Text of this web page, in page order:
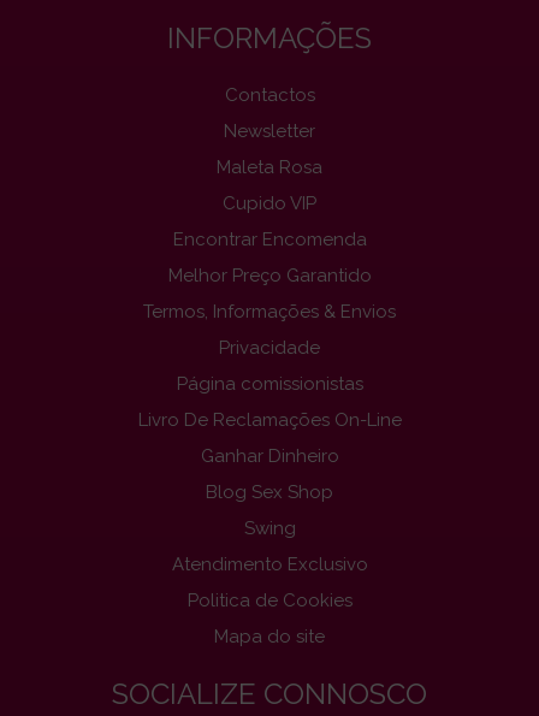
INFORMAÇÕES
Contactos
Newsletter
Maleta Rosa
Cupido VIP
Encontrar Encomenda
Melhor Preço Garantido
Termos, Informações & Envios
Privacidade
Página comissionistas
Livro De Reclamações On-Line
Ganhar Dinheiro
Blog Sex Shop
Swing
Atendimento Exclusivo
Politica de Cookies
Mapa do site
SOCIALIZE CONNOSCO